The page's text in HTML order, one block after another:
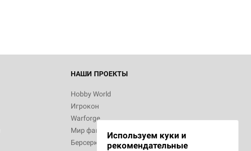
НАШИ ПРОЕКТЫ
Hobby World
Игрокон
Warforge
Мир фантастики
Берсерк
Используем куки и
рекомендательные